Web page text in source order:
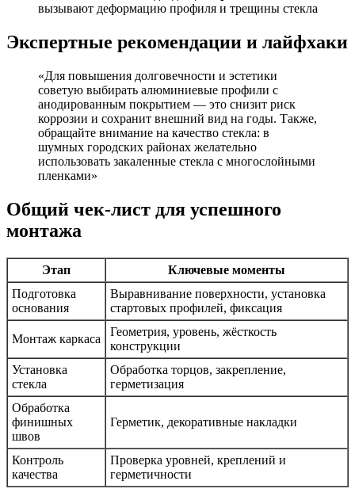
вызывают деформацию профиля и трещины стекла
Экспертные рекомендации и лайфхаки
«Для повышения долговечности и эстетики
советую выбирать алюминиевые профили с
анодированным покрытием — это снизит риск
коррозии и сохранит внешний вид на годы. Также,
обращайте внимание на качество стекла: в
шумных городских районах желательно
использовать закаленные стекла с многослойными
пленками»
Общий чек-лист для успешного
монтажа
Этап
Ключевые моменты
Подготовка
основания
Выравнивание поверхности, установка
стартовых профилей, фиксация
Монтаж каркаса
Геометрия, уровень, жёсткость
конструкции
Установка
стекла
Обработка торцов, закрепление,
герметизация
Обработка
финишных
швов
Герметик, декоративные накладки
Контроль
качества
Проверка уровней, креплений и
герметичности